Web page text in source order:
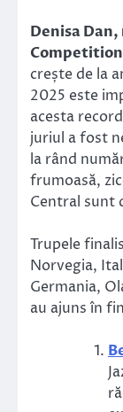
Denisa
crește de la
2025 este
acesta
juriul a fost
la rând
frumoasă,
Central sunt
Trupele
Norvegia,
Germania,
au ajuns în